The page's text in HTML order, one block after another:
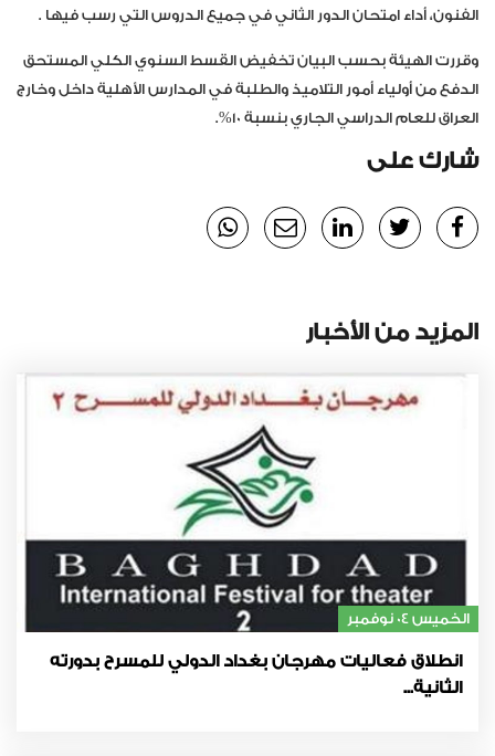
الفنون، أداء امتحان الدور الثاني في جميع الدروس التي رسب فيها .
وقررت الهيئة بحسب البيان تخفيض القسط السنوي الكلي المستحق
الدفع من أولياء أمور التلاميذ والطلبة في المدارس الأهلية داخل وخارج
العراق للعام الدراسي الجاري بنسبة 10%.
شارك على
المزيد من الأخبار
الخميس 04 نوفمبر
انطلاق فعاليات مهرجان بغداد الدولي للمسرح بدورته
الثانية...